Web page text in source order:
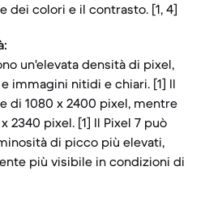
dei colori e il contrasto. [1, 4]
un'elevata densità di pixel,
immagini nitidi e chiari. [1] Il
di 1080 x 2400 pixel, mentre
2340 pixel. [1] Il Pixel 7 può
di picco più elevati,
più visibile in condizioni di